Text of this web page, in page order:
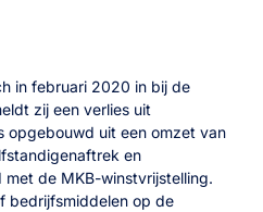
in februari 2020 in bij de
zij een verlies uit
opgebouwd uit een omzet van
en
de MKB-winstvrijstelling.
bedrijfsmiddelen op de